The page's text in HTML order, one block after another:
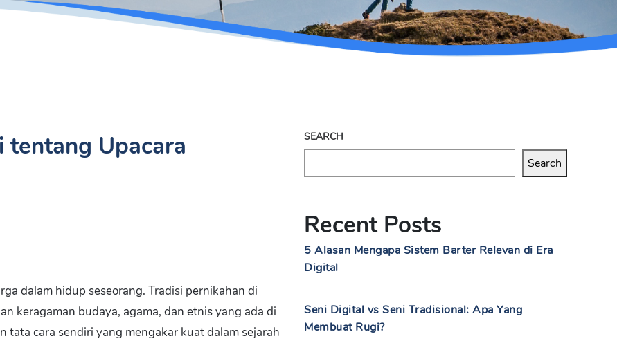
Upacara
dalam hidup seseorang. Tradisi pernikahan di
keragaman budaya, agama, dan etnis yang ada di
tata cara sendiri yang mengakar kuat dalam sejarah
SEARCH
Search
Recent Posts
5 Alasan Mengapa Sistem Barter Relevan di Era
Digital
Seni Digital vs Seni Tradisional: Apa Yang
Membuat Rugi?